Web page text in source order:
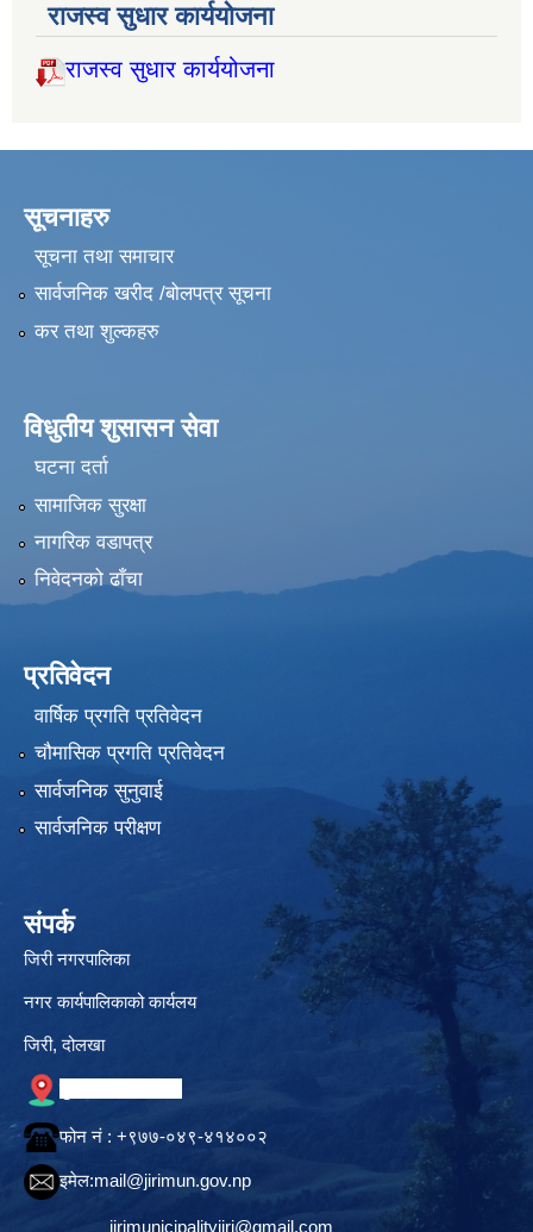
राजस्व सुधार कार्ययोजना
राजस्व सुधार कार्ययोजना
सूचनाहरु
सूचना तथा समाचार
सार्वजनिक खरीद /बोलपत्र सूचना
कर तथा शुल्कहरु
विधुतीय शुसासन सेवा
घटना दर्ता
सामाजिक सुरक्षा
नागरिक वडापत्र
निवेदनको ढाँचा
प्रतिवेदन
वार्षिक प्रगति प्रतिवेदन
चौमासिक प्रगति प्रतिवेदन
सार्वजनिक सुनुवाई
सार्वजनिक परीक्षण
संपर्क
जिरी नगरपालिका
नगर कार्यपालिकाको कार्यलय
जिरी, दोलखा
फोन नं‍ : +९७७-०४९-४१४००२
इमेल:mail@jirimun.gov.np
jirimunicipalityjiri@gmail.com